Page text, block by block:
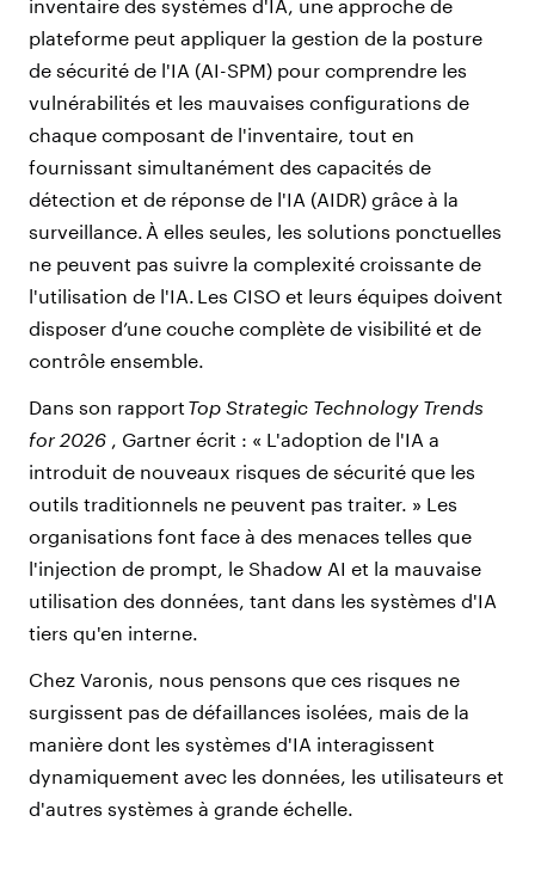
inventaire des systèmes d'IA, une approche de
plateforme peut appliquer la gestion de la posture
de sécurité de l'IA (AI-SPM) pour comprendre les
vulnérabilités et les mauvaises configurations de
chaque composant de l'inventaire, tout en
fournissant simultanément des capacités de
détection et de réponse de l'IA (AIDR) grâce à la
surveillance. À elles seules, les solutions ponctuelles
ne peuvent pas suivre la complexité croissante de
l'utilisation de l'IA. Les CISO et leurs équipes doivent
disposer d’une couche complète de visibilité et de
contrôle ensemble.
Dans son rapport Top Strategic Technology Trends
for 2026 , Gartner écrit : « L'adoption de l'IA a
introduit de nouveaux risques de sécurité que les
outils traditionnels ne peuvent pas traiter. » Les
organisations font face à des menaces telles que
l'injection de prompt, le Shadow AI et la mauvaise
utilisation des données, tant dans les systèmes d'IA
tiers qu'en interne.
Chez Varonis, nous pensons que ces risques ne
surgissent pas de défaillances isolées, mais de la
manière dont les systèmes d'IA interagissent
dynamiquement avec les données, les utilisateurs et
d'autres systèmes à grande échelle.